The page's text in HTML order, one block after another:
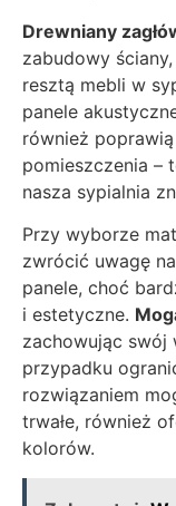
Drewniany
zabudowy
resztą mebli w
panele
również
pomieszczenia –
nasza sypialnia
Przy wyborze
zwrócić uwagę
panele, choć
i estetyczne.
zachowując swój
przypadku
rozwiązaniem
trwałe, również
kolorów.